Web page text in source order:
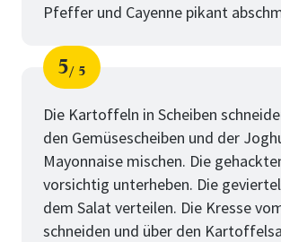
Pfeffer und Cayenne pikant
Schritt
5
von
5
Die Kartoffeln in Scheiben
den Gemüsescheiben und der
Mayonnaise mischen. Die
vorsichtig unterheben. Die
dem Salat verteilen. Die Kresse
schneiden und über den